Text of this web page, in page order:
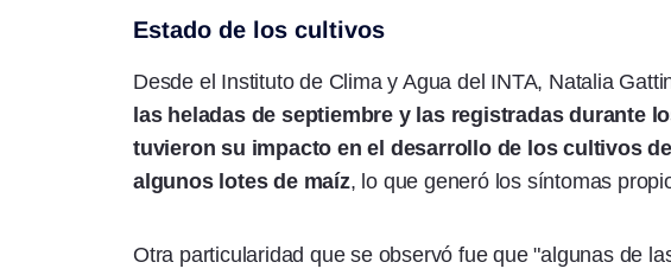
Estado de los cultivos
Desde el Instituto de Clima y Agua del INTA, Natalia
las heladas de septiembre y las registradas durante
tuvieron su impacto en el desarrollo de los cultivos
algunos lotes de maíz, lo que generó los síntomas
Otra particularidad que se observó fue que "algunas de